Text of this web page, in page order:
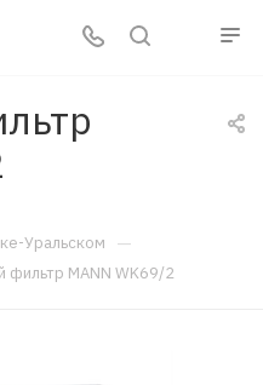
Уральском —
фильтр MANN WK69/2